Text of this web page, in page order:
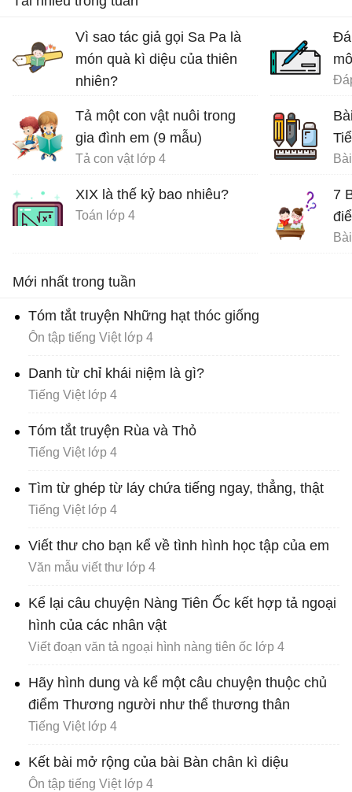
Vì sao tác giả gọi Sa Pa là
món quà kì diệu của thiên
nhiên?
Tả một con vật nuôi trong
gia đình em (9 mẫu)
Tả con vật lớp 4
XIX là thế kỷ bao nhiêu?
Toán lớp 4
7
Mới nhất trong tuần
Tóm tắt truyện Những hạt thóc giống
Ôn tập tiếng Việt lớp 4
Danh từ chỉ khái niệm là gì?
Tiếng Việt lớp 4
Tóm tắt truyện Rùa và Thỏ
Tiếng Việt lớp 4
Tìm từ ghép từ láy chứa tiếng ngay, thẳng, thật
Tiếng Việt lớp 4
Viết thư cho bạn kể về tình hình học tập của em
Văn mẫu viết thư lớp 4
Kể lại câu chuyện Nàng Tiên Ốc kết hợp tả ngoại
hình của các nhân vật
Viết đoạn văn tả ngoại hình nàng tiên ốc lớp 4
Hãy hình dung và kể một câu chuyện thuộc chủ
điểm Thương người như thể thương thân
Tiếng Việt lớp 4
Kết bài mở rộng của bài Bàn chân kì diệu
Ôn tập tiếng Việt lớp 4